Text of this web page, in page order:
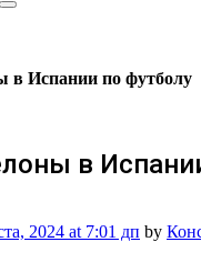
Search
в Испании по футболу
в
2024 at 7:01 дп by